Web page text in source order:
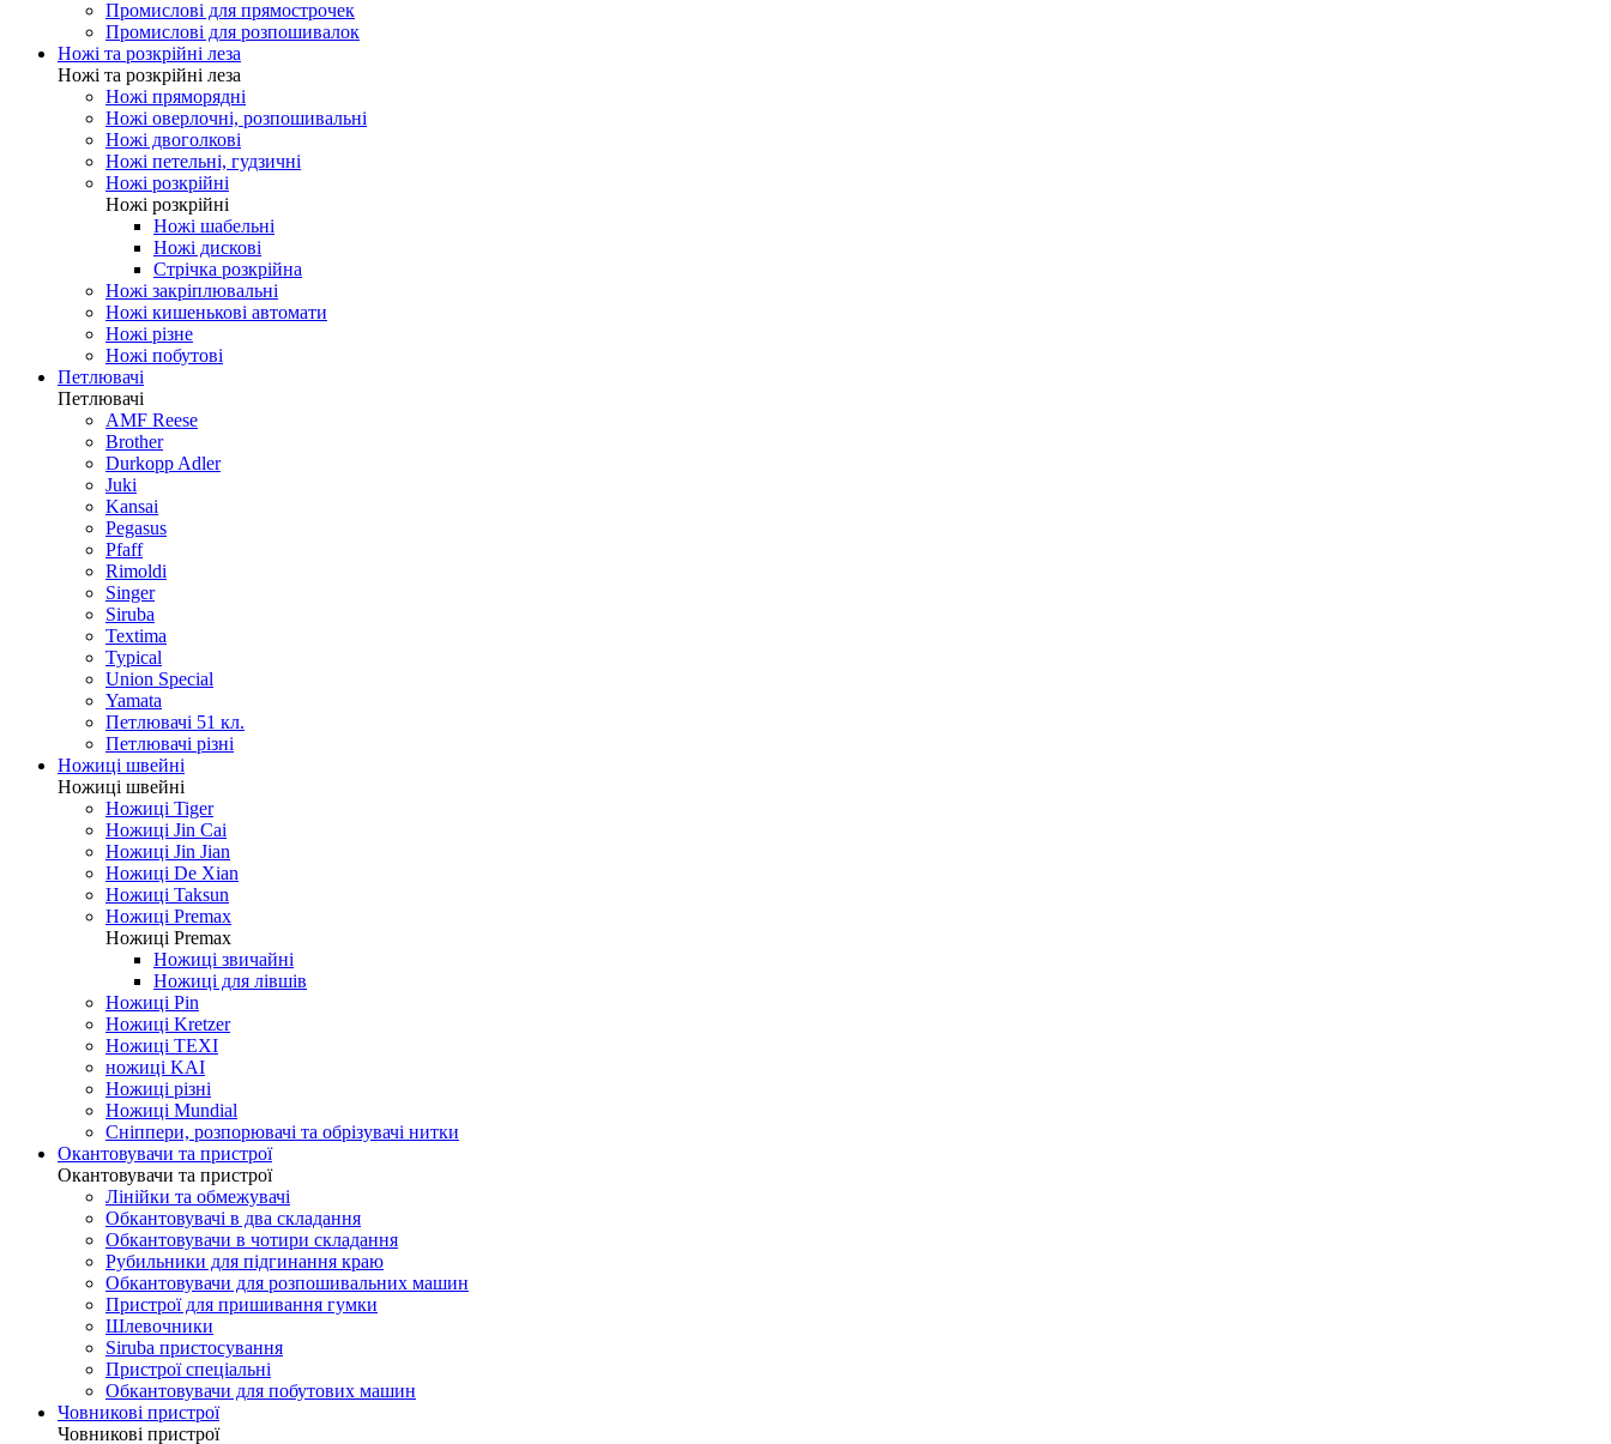
Двигуни тканини
Промислові для зиг-зага
Промислові для оверлоков
Промислові для прямострочек
Промислові для розпошивалок
Ножі та розкрійні леза
Ножі та розкрійні леза
Ножі пряморядні
Ножі оверлочні, розпошивальні
Ножі двоголкові
Ножі петельні, гудзичні
Ножі розкрійні
Ножі розкрійні
Ножі шабельні
Ножі дискові
Стрічка розкрійна
Ножі закріплювальні
Ножі кишенькові автомати
Ножі різне
Ножі побутові
Петлювачі
Петлювачі
AMF Reese
Brother
Durkopp Adler
Juki
Kansai
Pegasus
Pfaff
Rimoldi
Singer
Siruba
Textima
Typical
Union Special
Yamata
Петлювачі 51 кл.
Петлювачі різні
Ножиці швейні
Ножиці швейні
Ножиці Tiger
Ножиці Jin Cai
Ножиці Jin Jian
Ножиці De Xian
Ножиці Taksun
Ножиці Premax
Ножиці Premax
Ножиці звичайні
Ножиці для лівшів
Ножиці Pin
Ножиці Kretzer
Ножиці TEXI
ножиці KAI
Ножиці різні
Ножиці Mundial
Сніппери, розпорювачі та обрізувачі нитки
Окантовувачи та пристрої
Окантовувачи та пристрої
Лінійки та обмежувачі
Обкантовувачі в два складання
Обкантовувачи в чотири складання
Рубильники для підгинання краю
Обкантовувачи для розпошивальних машин
Пристрої для пришивання гумки
Шлевочники
Siruba пристосування
Пристрої спеціальні